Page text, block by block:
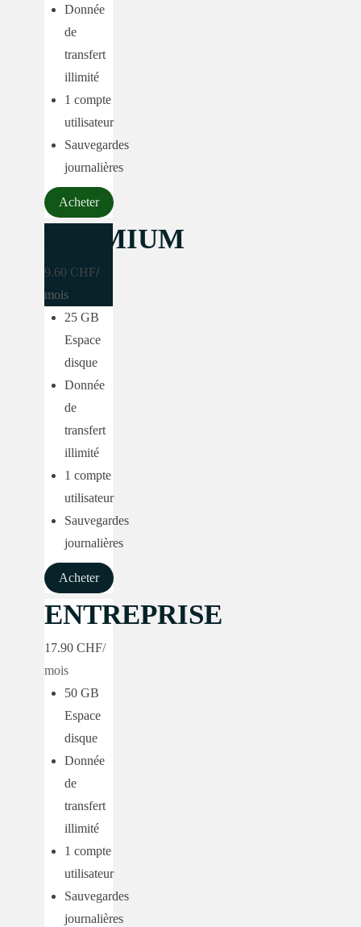
Donnée
de
transfert
illimité
1 compte
utilisateur
Sauvegardes
journalières
Acheter
PREMIUM
9.60 CHF/
mois
25 GB
Espace
disque
Donnée
de
transfert
illimité
1 compte
utilisateur
Sauvegardes
journalières
Acheter
ENTREPRISE
17.90 CHF/
mois
50 GB
Espace
disque
Donnée
de
transfert
illimité
1 compte
utilisateur
Sauvegardes
journalières